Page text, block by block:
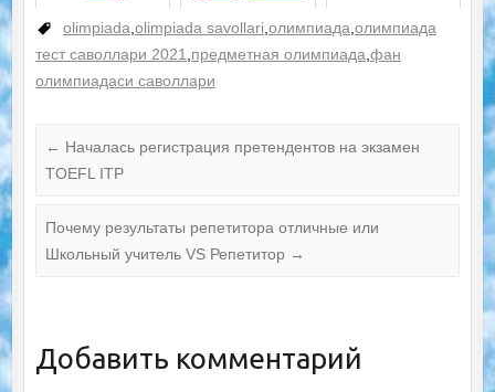
языков"?
olimpiada olimpiada savollari олимпиада олимпиада
тест саволлари 2021 предметная олимпиада фан
олимпиадаси саволлари
← Началась регистрация претендентов на экзамен
TOEFL ITP
Почему результаты репетитора отличные или
Школьный учитель VS Репетитор →
Добавить комментарий